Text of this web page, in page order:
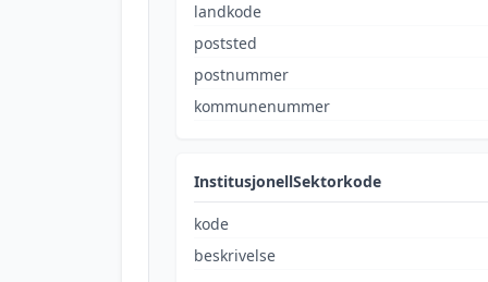
landkode
poststed
postnummer
kommunenummer
InstitusjonellSektorkode
kode
beskrivelse